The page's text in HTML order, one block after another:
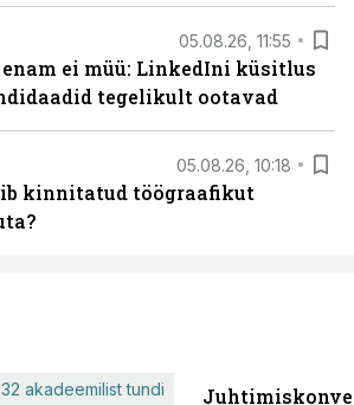
05.08.26, 11:55
ei müü: LinkedIni küsitlus
tegelikult ootavad
05.08.26, 10:18
kinnitatud töögraafikut
32 akadeemilist tundi